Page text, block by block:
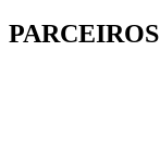
PARCEIROS